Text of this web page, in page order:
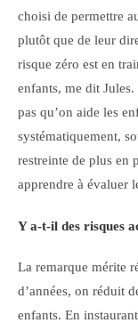
choisi de permettre
plutôt que de leur
risque zéro est en
enfants, me dit
pas qu’on aide les
systématiquement,
restreinte de plus en
apprendre à évaluer
Y a-t-il des risques
La remarque mérite
d’années, on réduit
enfants. En